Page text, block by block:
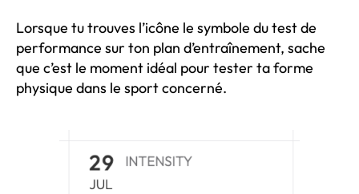
Lorsque tu trouves l’icône le symbole du test de
performance sur ton plan d’entraînement, sache
que c’est le moment idéal pour tester ta forme
physique dans le sport concerné.